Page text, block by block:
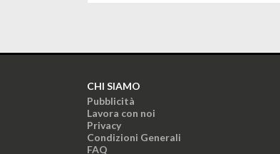
CHI SIAMO
Pubblicità
Lavora con noi
Privacy
Condizioni Generali
FAQ